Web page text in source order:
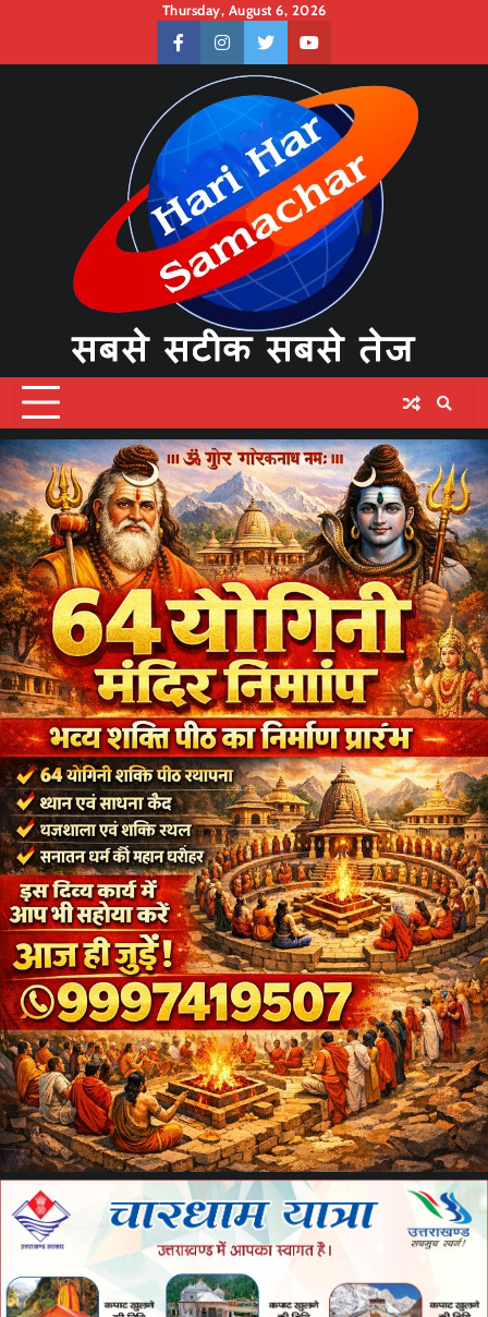
content
Thursday, August 6, 2026
facebookinstagramtwitteryoutube